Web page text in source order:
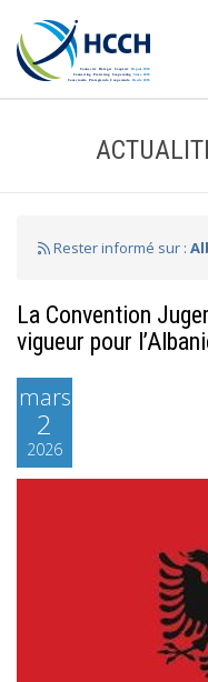
Rester informé sur :
La Convention
vigueur pour
mars
2
2026